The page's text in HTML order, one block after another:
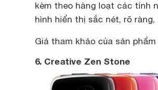
kèm theo hàng loạt các tính
hình hiển thị sắc nét, rõ
Giá tham khảo của sản phẩm
6. Creative Zen Stone